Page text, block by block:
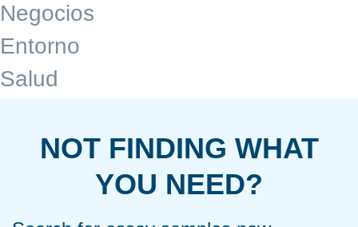
Negocios
Entorno
Salud
NOT FINDING WHAT
YOU NEED?